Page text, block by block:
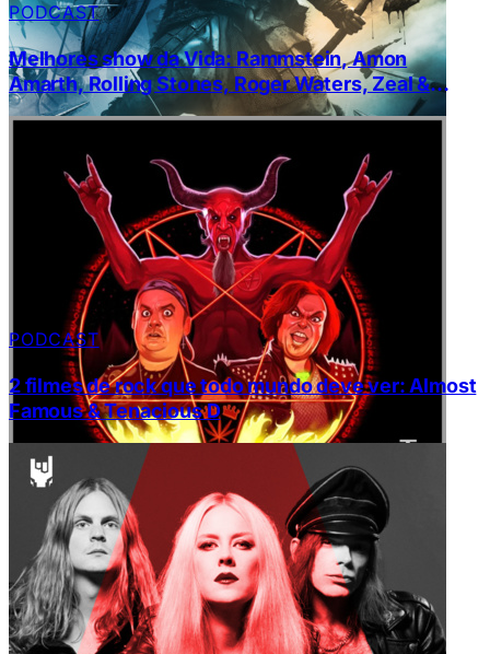
PODCAST
Melhores show da Vida: Rammstein, Amon
Amarth, Rolling Stones, Roger Waters, Zeal &
Ardor e Heilung￼
PODCAST
2 filmes de rock que todo mundo deve ver: Almost
Famous & Tenacious D